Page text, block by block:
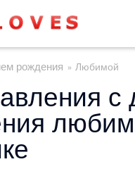
рождения » Любимой
с